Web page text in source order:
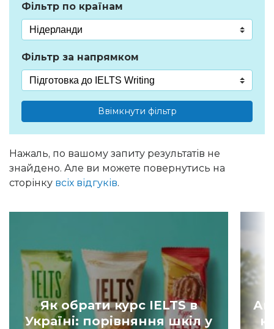
Фільтр по країнам
Фільтр за напрямком
Ввімкнути фільтр
Нажаль, по вашому запиту результатів не
знайдено. Але ви можете повернутись на
сторінку всіх відгуків.
Як обрати курс IELTS в
Україні: порівняння шкіл у